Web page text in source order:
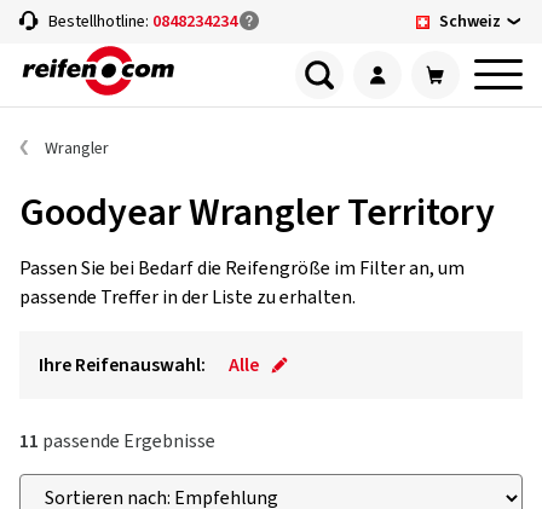
Bestellhotline: 0848234234 Schweiz
Wrangler
Goodyear Wrangler Territory
Passen Sie bei Bedarf die Reifengröße im Filter an, um
passende Treffer in der Liste zu erhalten.
Ihre Reifenauswahl: Alle
11 passende Ergebnisse